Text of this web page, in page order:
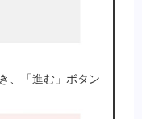
、「進む」ボタン